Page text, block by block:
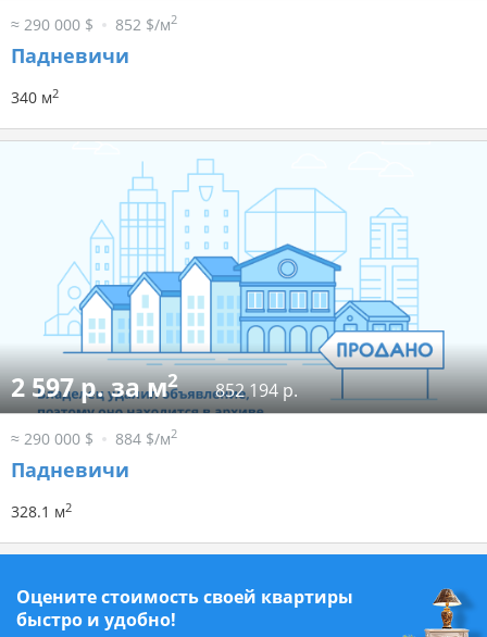
≈ 290 000 $ 852 $/м2
Падневичи
340 м2
2 597 р. за м2 852 194 р.
≈ 290 000 $ 884 $/м2
Падневичи
328.1 м2
Оцените стоимость своей квартиры
быстро и удобно!